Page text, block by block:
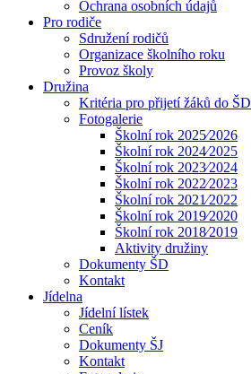
Ochrana osobních údajů
Pro rodiče
Sdružení rodičů
Organizace školního roku
Provoz školy
Družina
Kritéria pro přijetí žáků do ŠD
Fotogalerie
Školní rok 2025⁄2026
Školní rok 2024⁄2025
Školní rok 2023⁄2024
Školní rok 2022⁄2023
Školní rok 2021⁄2022
Školní rok 2019⁄2020
Školní rok 2018⁄2019
Aktivity družiny
Dokumenty ŠD
Kontakt
Jídelna
Jídelní lístek
Ceník
Dokumenty ŠJ
Kontakt